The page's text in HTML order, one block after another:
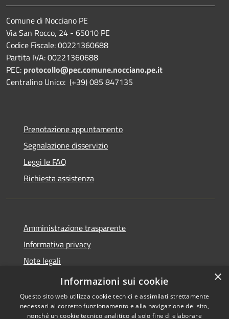
Comune di Nocciano PE
Via San Rocco, 24 - 65010 PE
Codice Fiscale: 00221360688
Partita IVA: 00221360688
PEC: protocollo@pec.comune.nocciano.pe.it
Centralino Unico: (+39) 085 847135
Prenotazione appuntamento
Segnalazione disservizio
Leggi le FAQ
Richiesta assistenza
Amministrazione trasparente
Informativa privacy
Note legali
Dichiarazione di accessibilità
×
Informazioni sui cookie
Questo sito web utilizza cookie tecnici e assimilati strettamente
necessari al corretto funzionamento e alla navigazione del sito,
nonché un cookie tecnico analitico al solo fine di elaborare